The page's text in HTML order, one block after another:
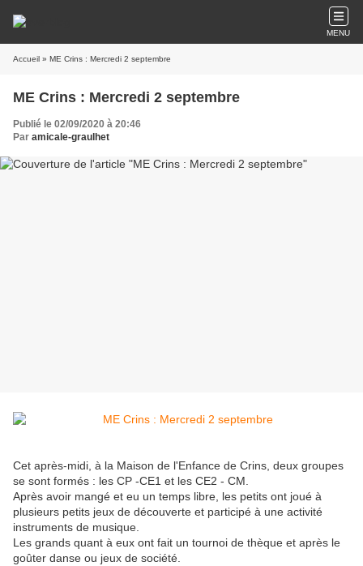
MENU
Accueil » ME Crins : Mercredi 2 septembre
ME Crins : Mercredi 2 septembre
Publié le 02/09/2020 à 20:46
Par amicale-graulhet
Cet après-midi, à la Maison de l'Enfance de Crins, deux groupes
se sont formés : les CP -CE1 et les CE2 - CM.
Après avoir mangé et eu un temps libre, les petits ont joué à
plusieurs petits jeux de découverte et participé à une activité
instruments de musique.
Les grands quant à eux ont fait un tournoi de thèque et après le
goûter danse ou jeux de société.